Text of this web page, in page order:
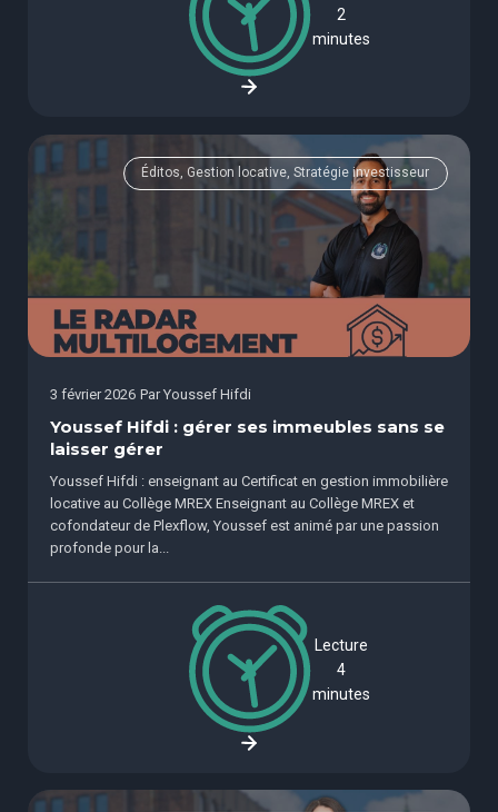
2
minutes
Éditos, Gestion locative, Stratégie investisseur
3 février 2026 Par Youssef Hifdi
Youssef Hifdi : gérer ses immeubles sans se
laisser gérer
Youssef Hifdi : enseignant au Certificat en gestion immobilière
locative au Collège MREX Enseignant au Collège MREX et
cofondateur de Plexflow, Youssef est animé par une passion
profonde pour la...
Lecture
4
minutes